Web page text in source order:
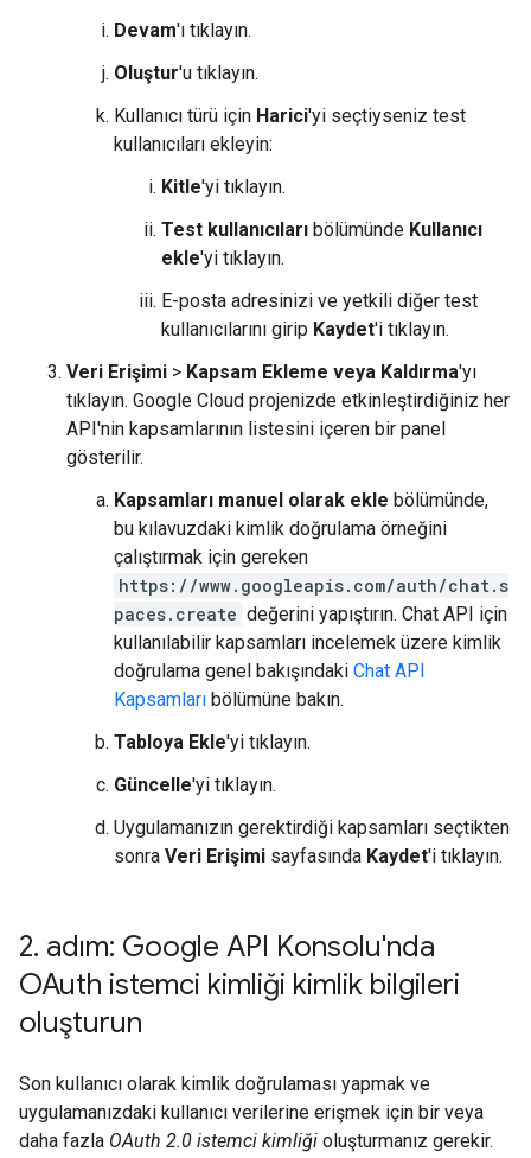
Devam'ı tıklayın.
Oluştur'u tıklayın.
Kullanıcı türü için Harici'yi seçtiyseniz test
kullanıcıları ekleyin:
Kitle'yi tıklayın.
Test kullanıcıları bölümünde Kullanıcı
ekle'yi tıklayın.
E-posta adresinizi ve yetkili diğer test
kullanıcılarını girip Kaydet'i tıklayın.
Veri Erişimi > Kapsam Ekleme veya Kaldırma'yı
tıklayın. Google Cloud projenizde etkinleştirdiğiniz her
API'nin kapsamlarının listesini içeren bir panel
gösterilir.
Kapsamları manuel olarak ekle bölümünde,
bu kılavuzdaki kimlik doğrulama örneğini
çalıştırmak için gereken
https://www.googleapis.com/auth/chat.s
paces.create değerini yapıştırın. Chat API için
kullanılabilir kapsamları incelemek üzere kimlik
doğrulama genel bakışındaki Chat API
Kapsamları bölümüne bakın.
Tabloya Ekle'yi tıklayın.
Güncelle'yi tıklayın.
Uygulamanızın gerektirdiği kapsamları seçtikten
sonra Veri Erişimi sayfasında Kaydet'i tıklayın.
2. adım: Google API Konsolu'nda
OAuth istemci kimliği kimlik bilgileri
oluşturun
Son kullanıcı olarak kimlik doğrulaması yapmak ve
uygulamanızdaki kullanıcı verilerine erişmek için bir veya
daha fazla OAuth 2.0 istemci kimliği oluşturmanız gerekir.